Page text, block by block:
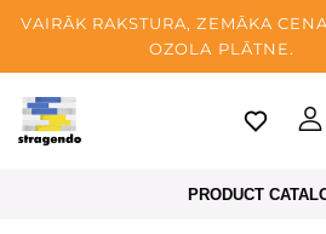
VAIRĀK RAKSTURA, ZEMĀKA
OZOLA PLĀTNE.
Tallina
PRODUCT